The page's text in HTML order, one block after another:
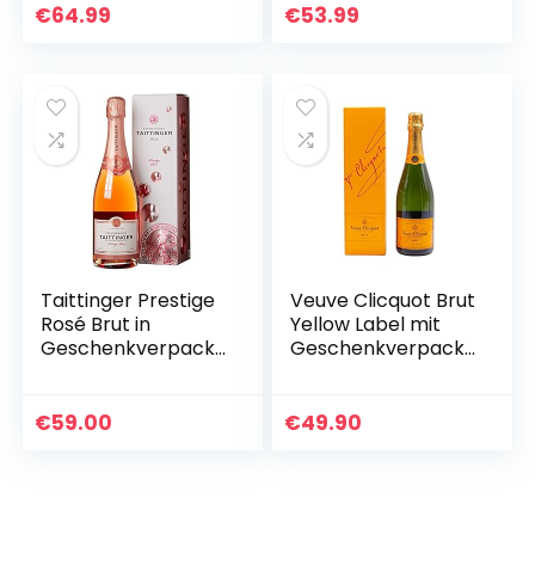
€64.99 €53.99
Taittinger Prestige
Rosé Brut in
Geschenkverpacku
€59.00
Veuve Clicquot Brut
Yellow Label mit
Geschenkverpacku
€49.90